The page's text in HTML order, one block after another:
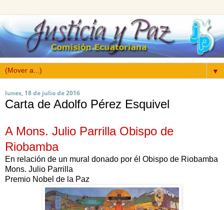
▼
lunes, 18 de julio de 2016
Carta de Adolfo Pérez Esquivel
A Mons. Julio Parrilla Obispo de
Riobamba
En relación de un mural donado por él Obispo de Riobamba
Mons. Julio Parrilla
Premio Nobel de la Paz